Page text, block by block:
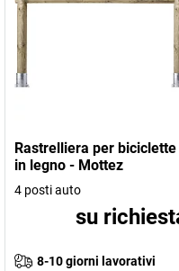
Rastrelliera per biciclette
in legno - Mottez
4 posti auto
su
8-10 giorni lavorativi